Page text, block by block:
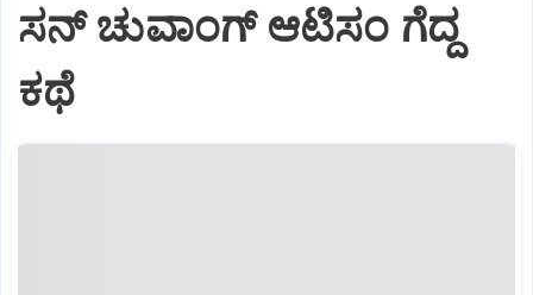
ಸನ್‌ ಚುವಾಂಗ್‌ ಆಟಿಸಂ ಗೆದ್ದ
ಕಥೆ